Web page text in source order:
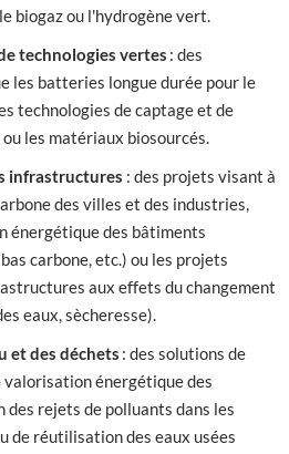
biogaz ou l'hydrogène vert.
technologies vertes : des
les batteries longue durée pour le
technologies de captage et de
les matériaux biosourcés.
infrastructures : des projets visant à
des villes et des industries,
énergétique des bâtiments
carbone, etc.) ou les projets
aux effets du changement
eaux, sècheresse).
et des déchets : des solutions de
valorisation énergétique des
des rejets de polluants dans les
de réutilisation des eaux usées